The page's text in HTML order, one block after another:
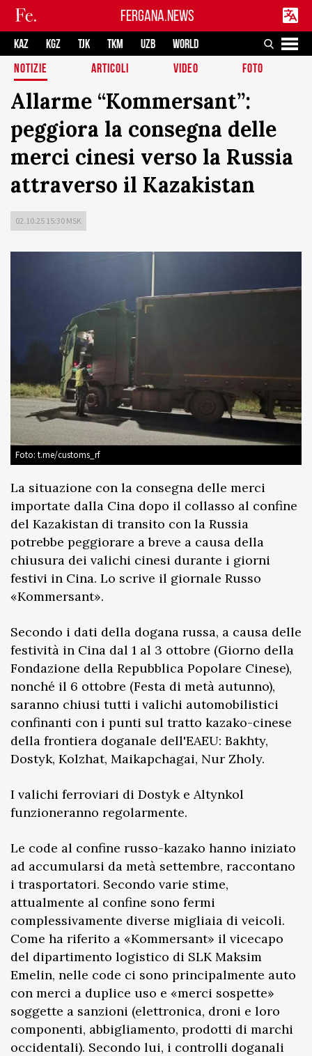
FERGANA.NEWS
KAZ KGZ TJK TKM UZB
WORLD
NOTIZIE
ARTICOLI VIDEO FOTO
Allarme “Kommersant”:
peggiora la consegna delle
merci cinesi verso la Russia
attraverso il Kazakistan
02.10.25 15:30 MSK
Foto: t.me/customs_rf
La situazione con la consegna delle merci
importate dalla Cina dopo il collasso al confine
del Kazakistan di transito con la Russia
potrebbe peggiorare a breve a causa della
chiusura dei valichi cinesi durante i giorni
festivi in Cina. Lo scrive il giornale Russo
«Kommersant».
Secondo i dati della dogana russa, a causa delle
festività in Cina dal 1 al 3 ottobre (Giorno della
Fondazione della Repubblica Popolare Cinese),
nonché il 6 ottobre (Festa di metà autunno),
saranno chiusi tutti i valichi automobilistici
confinanti con i punti sul tratto kazako-cinese
della frontiera doganale dell'EAEU: Bakhty,
Dostyk, Kolzhat, Maikapchagai, Nur Zholy.
I valichi ferroviari di Dostyk e Altynkol
funzioneranno regolarmente.
Le code al confine russo-kazako hanno iniziato
ad accumularsi da metà settembre, raccontano
i trasportatori. Secondo varie stime,
attualmente al confine sono fermi
complessivamente diverse migliaia di veicoli.
Come ha riferito a «Kommersant» il vicecapo
del dipartimento logistico di SLK Maksim
Emelin, nelle code ci sono principalmente auto
con merci a duplice uso e «merci sospette»
soggette a sanzioni (elettronica, droni e loro
componenti, abbigliamento, prodotti di marchi
occidentali). Secondo lui, i controlli doganali